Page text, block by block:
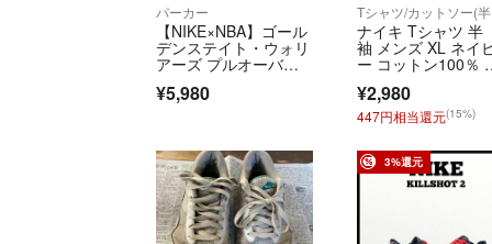
パーカー
【NIKE×NBA】ゴール
デンステイト・ウォリ
アーズ プルオーバー
パーカー L
¥5,980
ナイキ Tシャツ 半
袖 メンズ XL ネイ
ー コットン100％
ウッシュ ビッグロ
ゴ プリント THE
E TEE
¥2,980
447円相当還元(15%)
3%還元